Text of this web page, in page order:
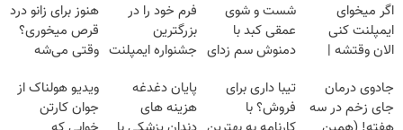
اگر میخوای
ایمپلنت کنی
الان وقتشه |
میلیون تومان!!!
شست و شوی
عمقی کبد با
دمنوش سم زدای
فرم خود را در
بزرگترین
جشنواره ایمپلنت
فقط ۲۵ میلیون
هنوز برای زانو درد
قرص میخوری؟
وقتی می‌شه
درمانش کرد؟؟؟؟
جادوی درمان
جای زخم در سه
تیبا داری برای
فروش؟ با
پایان دغدغه
هزینه های
ویدیو هولناک از
جوان کارتن